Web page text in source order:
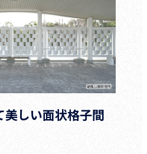
美しい面状格子間